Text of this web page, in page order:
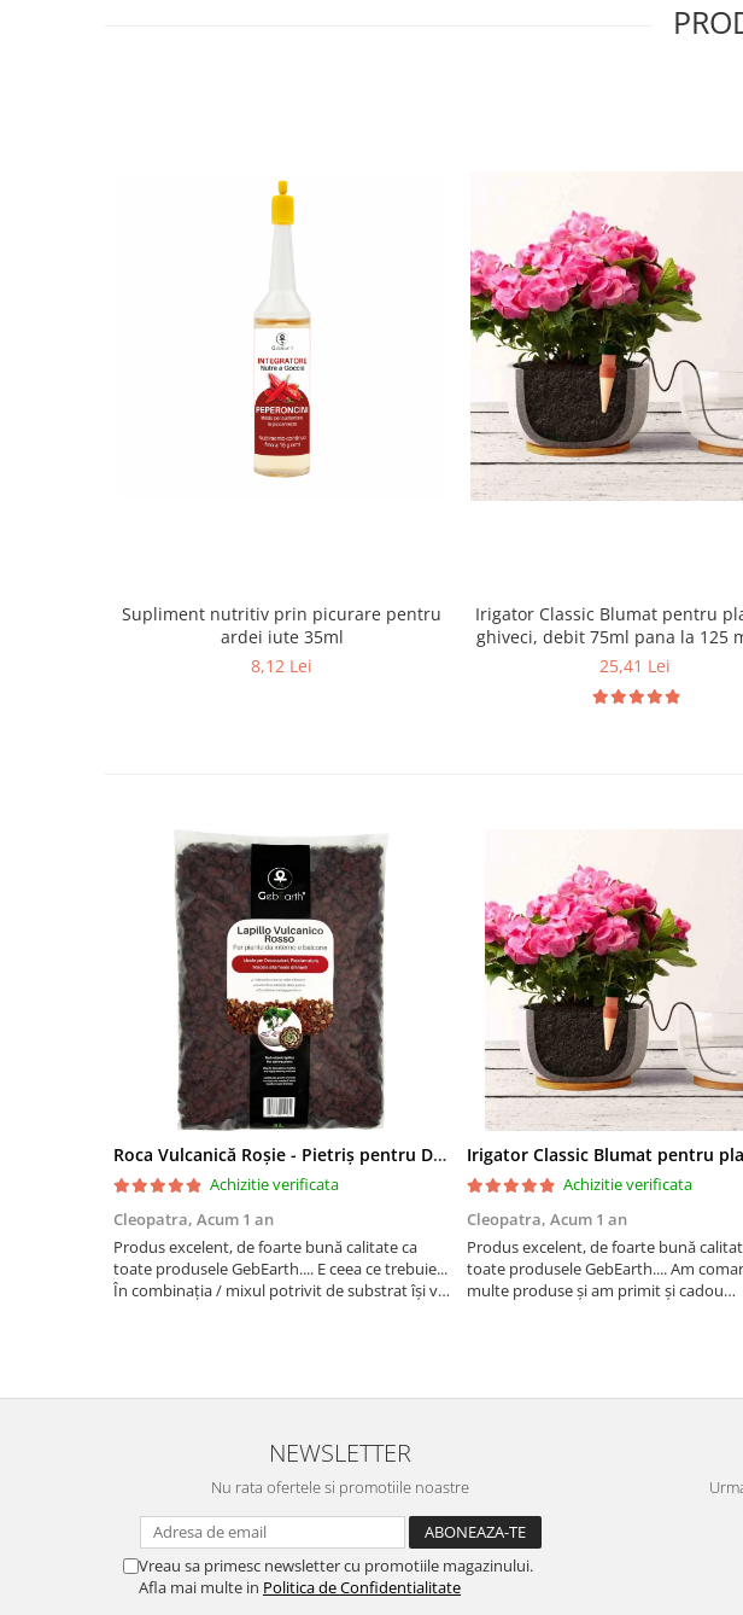
Supliment nutritiv prin picurare pentru
ardei iute 35ml
8,12 Lei
Irigator Classic Blumat pentru
ghiveci, debit 75ml pana la 125
25,41 Lei
Roca Vulcanică Roșie - Pietriș pentru Drenaj, Aerare si Decorativ
Achizitie verificata
Cleopatra, Acum 1 an
Produs excelent, de foarte bună calitate ca
toate produsele GebEarth.... E ceea ce trebuie...
În combinația / mixul potrivit de substrat își va
Achizitie verificata
Cleopatra, Acum 1 an
Produs excelent, de foarte bună
toate produsele GebEarth.... Am
multe produse și am primit și cadou
NEWSLETTER
Nu rata ofertele si promotiile noastre
Vreau sa primesc newsletter cu promotiile magazinului.
Afla mai multe in Politica de Confidentialitate